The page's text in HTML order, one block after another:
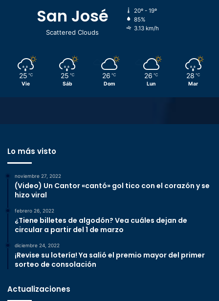
San José
Scattered Clouds
20º - 19º
85%
3.13 km/h
25 ℃
Vie
25 ℃
Sáb
26 ℃
Dom
26 ℃
Lun
28 ℃
Mar
Lo más visto
noviembre 27, 2022
(Video) Un Cantor «cantó» gol tico con el corazón y se
hizo viral
febrero 26, 2022
¿Tiene billetes de algodón? Vea cuáles dejan de
circular a partir del 1 de marzo
diciembre 24, 2022
¡Revise su lotería! Ya salió el premio mayor del primer
sorteo de consolación
Actualizaciones